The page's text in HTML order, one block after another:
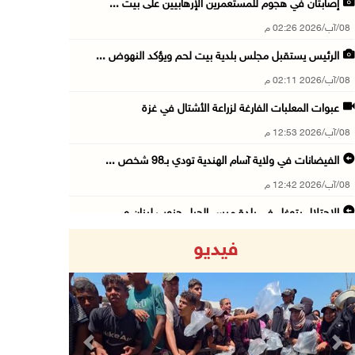
إصابتان في هجوم للمستعمرين الإرهابيين على بيت ...
08/آب/2026 02:26 م
الرئيس يستقبل مجلس بلدية بيت لحم ويؤكد النهوض ...
08/آب/2026 02:11 م
عبوات المعلبات الفارغة لزراعة الأشتال في غزة
08/آب/2026 12:53 م
الفيضانات في ولاية آسام الهندية تودي بـ98 شخص ...
08/آب/2026 12:42 م
الاحتلال يتوغل في بلدة ميس الجبل جنوب لبنان و ...
08/آب/2026 12:30 م
الإعصار "دولفين" يضرب أوكيناوا باليابان والصي ...
08/آب/2026 12:08 م
فيديو
Previous Next